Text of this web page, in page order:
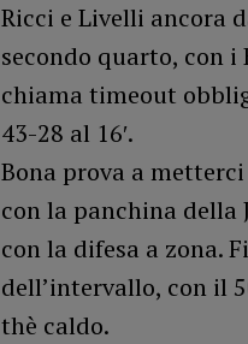
Ricci e Livelli ancora
secondo quarto, con i
chiama timeout
43-28 al 16′.
Bona prova a
con la panchina della
con la difesa a zona.
dell’intervallo, con il
thè caldo.